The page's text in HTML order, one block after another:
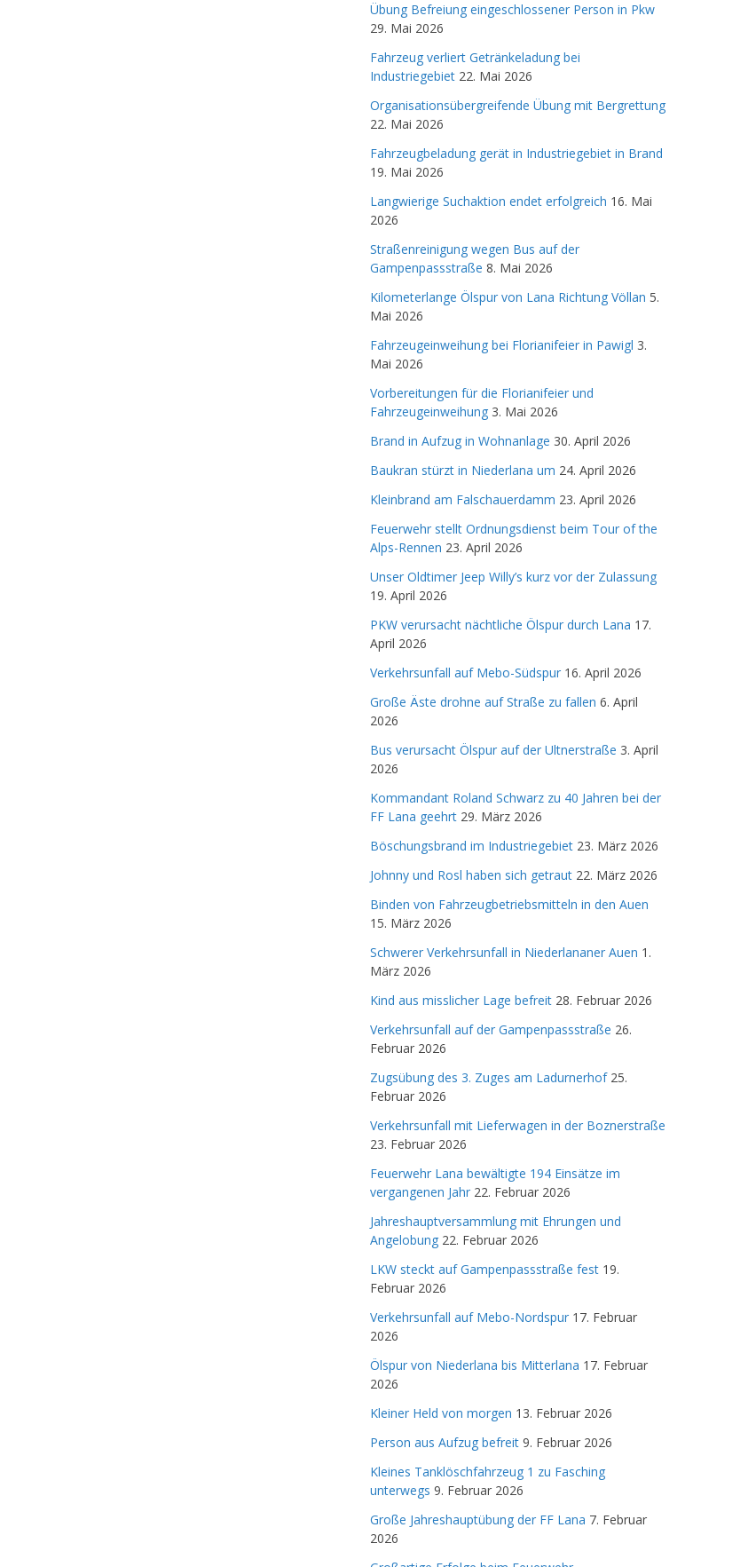
Übung Befreiung eingeschlossener Person in Pkw
29. Mai 2026
Fahrzeug verliert Getränkeladung bei
Industriegebiet 22. Mai 2026
Organisationsübergreifende Übung mit Bergrettung
22. Mai 2026
Fahrzeugbeladung gerät in Industriegebiet in Brand
19. Mai 2026
Langwierige Suchaktion endet erfolgreich 16. Mai
2026
Straßenreinigung wegen Bus auf der
Gampenpassstraße 8. Mai 2026
Kilometerlange Ölspur von Lana Richtung Völlan 5.
Mai 2026
Fahrzeugeinweihung bei Florianifeier in Pawigl 3.
Mai 2026
Vorbereitungen für die Florianifeier und
Fahrzeugeinweihung 3. Mai 2026
Brand in Aufzug in Wohnanlage 30. April 2026
Baukran stürzt in Niederlana um 24. April 2026
Kleinbrand am Falschauerdamm 23. April 2026
Feuerwehr stellt Ordnungsdienst beim Tour of the
Alps-Rennen 23. April 2026
Unser Oldtimer Jeep Willy’s kurz vor der Zulassung
19. April 2026
PKW verursacht nächtliche Ölspur durch Lana 17.
April 2026
Verkehrsunfall auf Mebo-Südspur 16. April 2026
Große Äste drohne auf Straße zu fallen 6. April
2026
Bus verursacht Ölspur auf der Ultnerstraße 3. April
2026
Kommandant Roland Schwarz zu 40 Jahren bei der
FF Lana geehrt 29. März 2026
Böschungsbrand im Industriegebiet 23. März 2026
Johnny und Rosl haben sich getraut 22. März 2026
Binden von Fahrzeugbetriebsmitteln in den Auen
15. März 2026
Schwerer Verkehrsunfall in Niederlananer Auen 1.
März 2026
Kind aus misslicher Lage befreit 28. Februar 2026
Verkehrsunfall auf der Gampenpassstraße 26.
Februar 2026
Zugsübung des 3. Zuges am Ladurnerhof 25.
Februar 2026
Verkehrsunfall mit Lieferwagen in der Boznerstraße
23. Februar 2026
Feuerwehr Lana bewältigte 194 Einsätze im
vergangenen Jahr 22. Februar 2026
Jahreshauptversammlung mit Ehrungen und
Angelobung 22. Februar 2026
LKW steckt auf Gampenpassstraße fest 19.
Februar 2026
Verkehrsunfall auf Mebo-Nordspur 17. Februar
2026
Ölspur von Niederlana bis Mitterlana 17. Februar
2026
Kleiner Held von morgen 13. Februar 2026
Person aus Aufzug befreit 9. Februar 2026
Kleines Tanklöschfahrzeug 1 zu Fasching
unterwegs 9. Februar 2026
Große Jahreshauptübung der FF Lana 7. Februar
2026